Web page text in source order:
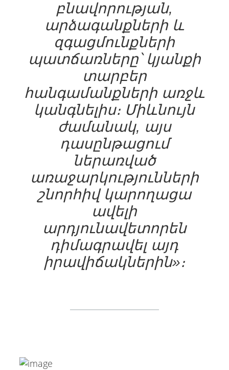
բնավորության,
արձագանքների և
զգացմունքների
պատճառները՝ կյանքի
տարբեր
հանգամանքների առջև
կանգնելիս։ Միևնույն
ժամանակ, այս
դասընթացում
ներառված
առաջարկությունների
շնորհիվ կարողացա
ավելի
արդյունավետորեն
դիմագրավել այդ
իրավիճակներին»։